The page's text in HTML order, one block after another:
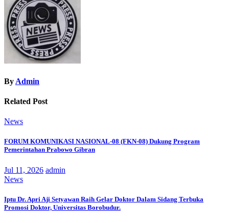
By Admin
Related Post
News
FORUM KOMUNIKASI NASIONAL-08 (FKN-08) Dukung Program
Pemerintahan Prabowo Gibran
Jul 11, 2026 admin
News
Iptu Dr. Apri Aji Setyawan Raih Gelar Doktor Dalam Sidang Terbuka
Promosi Doktor, Universitas Borobudur.